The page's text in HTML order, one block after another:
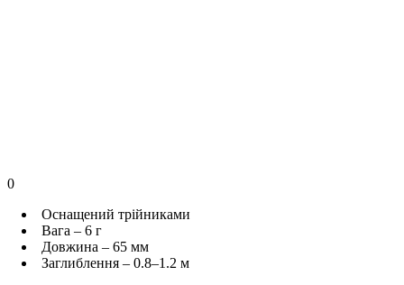
0
Оснащений трійниками
Вага – 6 г
Довжина – 65 мм
Заглиблення – 0.8–1.2 м